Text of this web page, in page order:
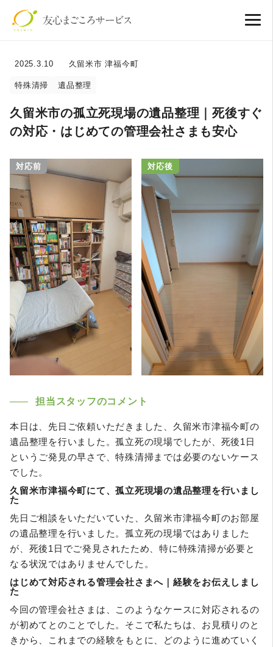
2025.3.10 久留米市 津福今町
特殊清掃 遺品整理
久留米市の孤立死現場の遺品整理｜死後すぐ
の対応・はじめての管理会社さまも安心
対応前 対応後
担当スタッフのコメント
本日は、先日ご依頼いただきました、久留米市津福今町の
遺品整理を行いました。孤立死の現場でしたが、死後1日
というご発見の早さで、特殊清掃までは必要のないケース
でした。
久留米市津福今町にて、孤立死現場の遺品整理を行いまし
た
先日ご相談をいただいていた、久留米市津福今町のお部屋
の遺品整理を行いました。孤立死の現場ではありました
が、死後1日でご発見されたため、特に特殊清掃が必要と
なる状況ではありませんでした。
はじめて対応される管理会社さまへ｜経験をお伝えしまし
た
今回の管理会社さまは、このようなケースに対応されるの
が初めてとのことでした。そこで私たちは、お見積りのと
きから、これまでの経験をもとに、どのように進めていく